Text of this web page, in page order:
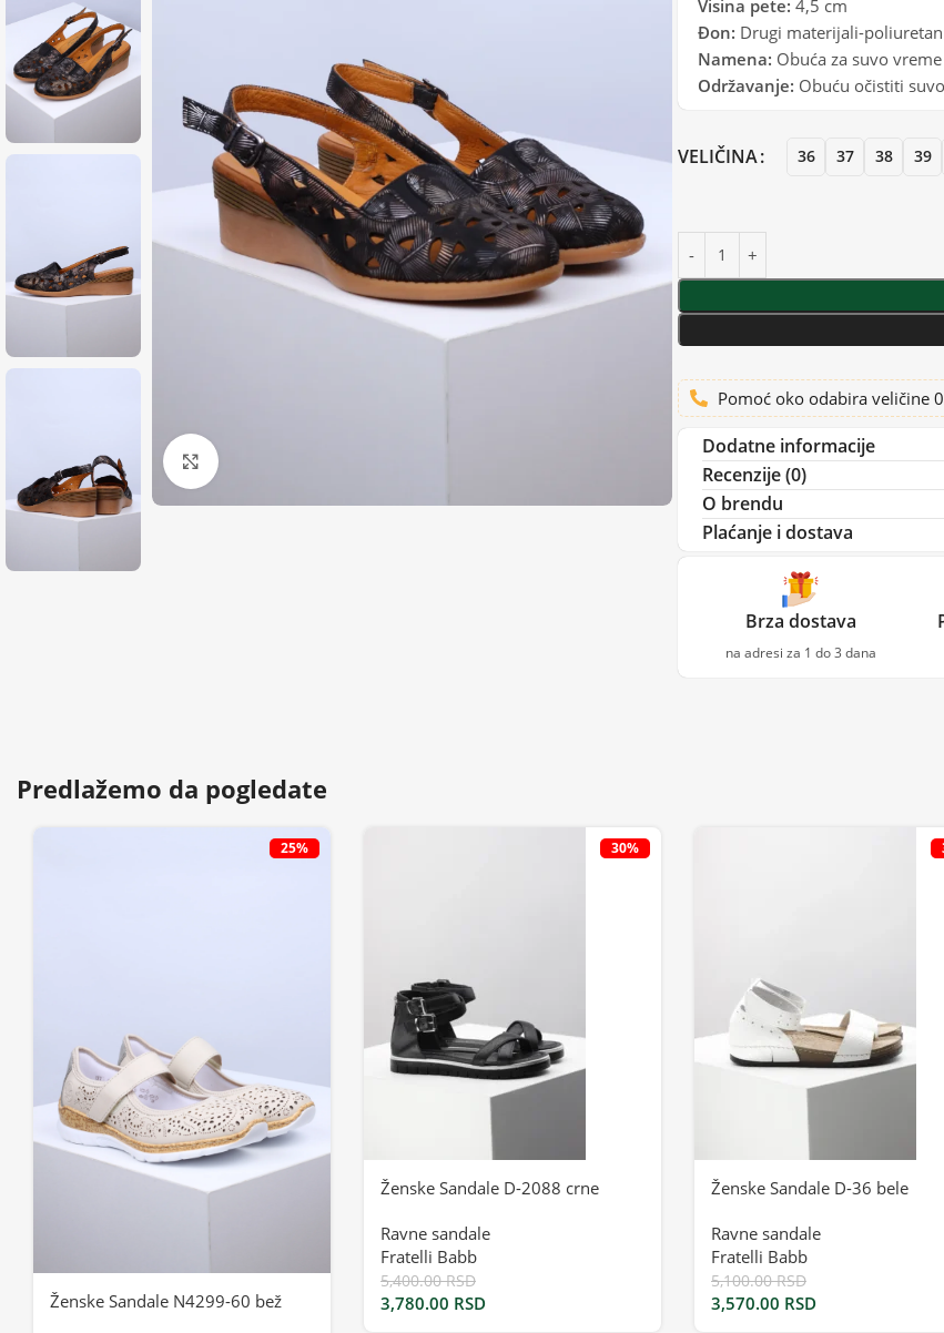
Visina pete: 4,5 cm
Đon: Drugi materijali-poliuretan
Namena: Obuća za suvo vreme
Održavanje: Obuću očistiti
VELIČINA 36 37 38 39
Pomoć oko odabira veličine
Dodatne informacije
Recenzije (0)
O brendu
Plaćanje i dostava
Brza dostava
na adresi za 1 do 3 dana
Predlažemo da pogledate
25%
Ženske Sandale N4299-60 bež
30%
Ženske Sandale D-2088 crne
Ravne sandale
Fratelli Babb
5,400.00RSD
3,780.00 RSD
Ženske Sandale D-36 bele
Ravne sandale
Fratelli Babb
5,100.00RSD
3,570.00 RSD